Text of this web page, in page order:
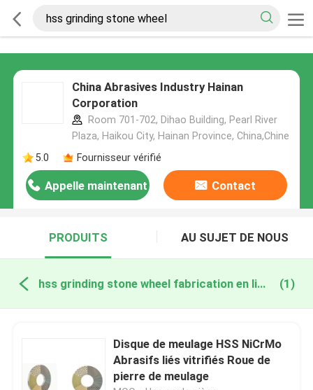
China Abrasives Industry Hainan
Corporation
Room 701-702, Dihao Building, Pearl River
Plaza, Haikou City, Hainan Province, China,Chine
5.0
Fournisseur vérifié
Appelle maintenant Contact
PRODUITS AU SUJET DE NOUS
hss grinding stone wheel fabrication en ligne (1)
Disque de meulage HSS NiCrMo
Abrasifs liés vitrifiés Roue de
pierre de meulage